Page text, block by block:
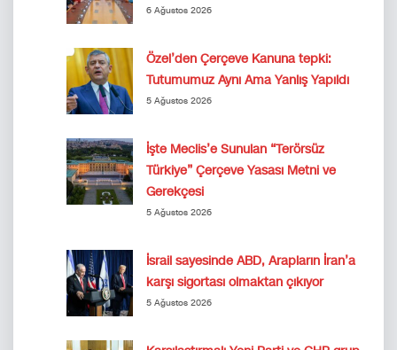
6 Ağustos 2026
Özel’den Çerçeve Kanuna tepki:
Tutumumuz Aynı Ama Yanlış Yapıldı
5 Ağustos 2026
İşte Meclis’e Sunulan “Terörsüz
Türkiye” Çerçeve Yasası Metni ve
Gerekçesi
5 Ağustos 2026
İsrail sayesinde ABD, Arapların İran’a
karşı sigortası olmaktan çıkıyor
5 Ağustos 2026